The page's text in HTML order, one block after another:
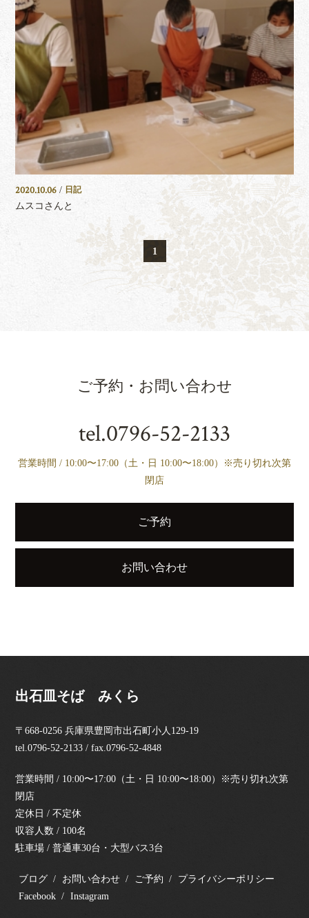
2020.10.06 / 日記
ムスコさんと
1
ご予約・お問い合わせ
tel.0796-52-2133
営業時間 / 10:00〜17:00（土・日 10:00〜18:00）※売り切れ次第
閉店
ご予約
お問い合わせ
出石皿そば みくら
〒668-0256 兵庫県豊岡市出石町小人129-19
tel.0796-52-2133 / fax.0796-52-4848
営業時間 / 10:00〜17:00（土・日 10:00〜18:00）※売り切れ次第
閉店
定休日 / 不定休
収容人数 / 100名
駐車場 / 普通車30台・大型バス3台
ブログ お問い合わせ ご予約
プライバシーポリシー
Facebook
Instagram